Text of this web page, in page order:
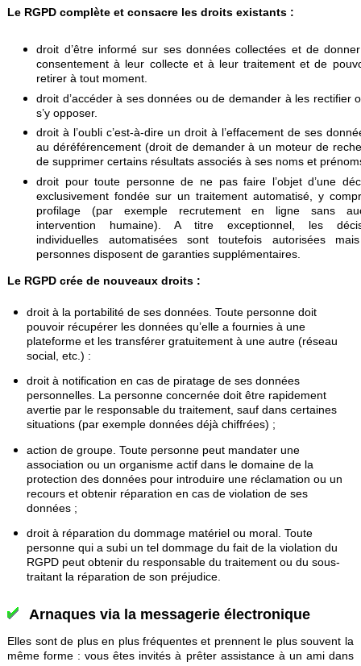
Le RGPD complète et consacre les droits existants :
droit d’être informé sur ses données collectées et de
consentement à leur collecte et à leur traitement et de
retirer à tout moment.
droit d’accéder à ses données ou de demander à les rectifier
s’y opposer.
droit à l’oubli c’est-à-dire un droit à l’effacement de ses
au déréférencement (droit de demander à un moteur de
de supprimer certains résultats associés à ses noms et
droit pour toute personne de ne pas faire l’objet d’une
exclusivement fondée sur un traitement automatisé, y
profilage (par exemple recrutement en ligne sans
intervention humaine). A titre exceptionnel, les
individuelles automatisées sont toutefois autorisées
personnes disposent de garanties supplémentaires.
Le RGPD crée de nouveaux droits :
droit à la portabilité de ses données. Toute personne doit
pouvoir récupérer les données qu’elle a fournies à une
plateforme et les transférer gratuitement à une autre (réseau
social, etc.) :
droit à notification en cas de piratage de ses données
personnelles. La personne concernée doit être rapidement
avertie par le responsable du traitement, sauf dans certaines
situations (par exemple données déjà chiffrées) ;
action de groupe. Toute personne peut mandater une
association ou un organisme actif dans le domaine de la
protection des données pour introduire une réclamation ou un
recours et obtenir réparation en cas de violation de ses
données ;
droit à réparation du dommage matériel ou moral. Toute
personne qui a subi un tel dommage du fait de la violation du
RGPD peut obtenir du responsable du traitement ou du sous-
traitant la réparation de son préjudice.
Arnaques via la messagerie électronique
Elles sont de plus en plus fréquentes et prennent le plus souvent la
même forme : vous êtes invités à prêter assistance à un ami dans